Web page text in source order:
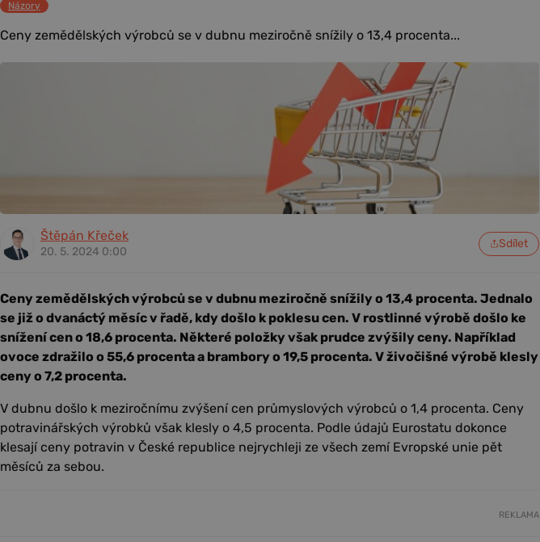
Názory
Ceny zemědělských výrobců se v dubnu meziročně snížily o 13,4 procenta...
Štěpán Křeček
20. 5. 2024 0:00
Sdílet
Ceny zemědělských výrobců se v dubnu meziročně snížily o 13,4 procenta. Jednalo
se již o dvanáctý měsíc v řadě, kdy došlo k poklesu cen. V rostlinné výrobě došlo ke
snížení cen o 18,6 procenta. Některé položky však prudce zvýšily ceny. Například
ovoce zdražilo o 55,6 procenta a brambory o 19,5 procenta. V živočišné výrobě klesly
ceny o 7,2 procenta.
V dubnu došlo k meziročnímu zvýšení cen průmyslových výrobců o 1,4 procenta. Ceny
potravinářských výrobků však klesly o 4,5 procenta. Podle údajů Eurostatu dokonce
klesají ceny potravin v České republice nejrychleji ze všech zemí Evropské unie pět
měsíců za sebou.
REKLAMA